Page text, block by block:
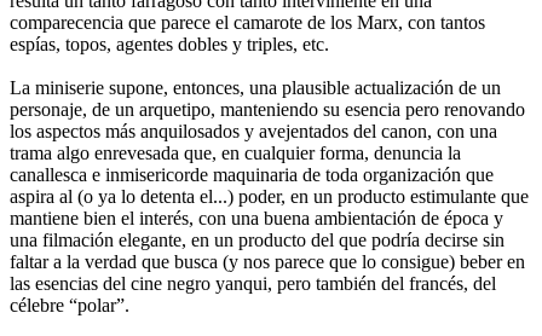
comparecencia que parece el camarote de los Marx, con tantos
espías, topos, agentes dobles y triples, etc.
La miniserie supone, entonces, una plausible actualización de un
personaje, de un arquetipo, manteniendo su esencia pero renovando
los aspectos más anquilosados y avejentados del canon, con una
trama algo enrevesada que, en cualquier forma, denuncia la
canallesca e inmisericorde maquinaria de toda organización que
aspira al (o ya lo detenta el...) poder, en un producto estimulante que
mantiene bien el interés, con una buena ambientación de época y
una filmación elegante, en un producto del que podría decirse sin
faltar a la verdad que busca (y nos parece que lo consigue) beber en
las esencias del cine negro yanqui, pero también del francés, del
célebre “polar”.